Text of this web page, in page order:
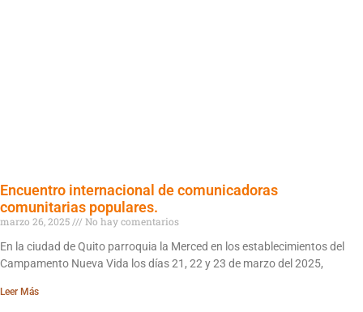
Encuentro internacional de comunicadoras
comunitarias populares.
marzo 26, 2025
No hay comentarios
En la ciudad de Quito parroquia la Merced en los establecimientos del
Campamento Nueva Vida los días 21, 22 y 23 de marzo del 2025,
Leer Más